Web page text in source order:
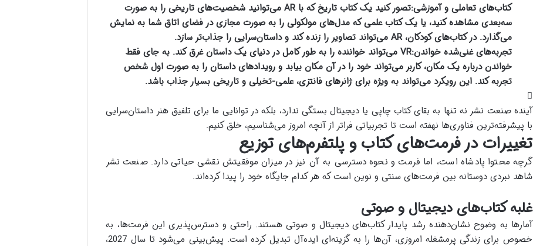
کتاب‌های تعاملی و آموزشی:
تصور کنید یک کتاب تاریخ که با AR می‌توانید شخصیت‌های تاریخی را به صورت
سه‌بعدی مشاهده کنید، یا یک کتاب علمی که مدل‌های مولکولی را به صورت مجازی در فضای اتاق شما به نمایش
می‌گذارد. در کتاب‌های کودکان، AR می‌تواند تصاویر را زنده کند و داستان‌سرایی را جذاب‌تر سازد.
تجربه‌های غنی‌شده خواندن:
VR می‌تواند خواننده را به طور کامل در دنیای یک داستان غرق کند. به جای فقط
خواندن درباره یک مکان، کاربر می‌تواند خود را در آن مکان بیابد و رویدادهای داستان را به صورت اول شخص
تجربه کند. این رویکرد می‌تواند به ویژه برای ژانرهای فانتزی، علمی-تخیلی و تاریخی بسیار جذاب باشد.
آینده صنعت نشر نه تنها به بقای کتاب چاپی یا دیجیتال بستگی ندارد، بلکه در توانایی ما برای تلفیق هنر داستان‌سرایی
با پیشرفته‌ترین فناوری‌ها نهفته است تا تجربیاتی فراتر از آنچه امروز می‌شناسیم، خلق کنیم.
تغییرات در فرمت‌های کتاب و پلتفرم‌های توزیع
گرچه محتوا پادشاه است، اما فرمت و نحوه دسترسی به آن نیز در میزان موفقیتش نقشی حیاتی دارد. صنعت نشر
شاهد نبردی دوستانه بین فرمت‌های سنتی و نوین است که هر کدام جایگاه خود را پیدا کرده‌اند.
غلبه کتاب‌های دیجیتال و صوتی
آمارها به وضوح نشان‌دهنده رشد پایدار کتاب‌های دیجیتال و صوتی هستند. راحتی و دسترس‌پذیری این فرمت‌ها، به
خصوص برای زندگی پرمشغله امروزی، آن‌ها را به گزینه‌ای ایده‌آل تبدیل کرده است. پیش‌بینی می‌شود تا سال 2027،